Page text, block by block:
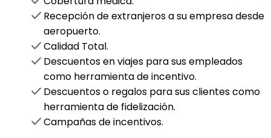
check Recepción de extranjeros a su empresa desde
aeropuerto.
checkCalidad Total.
check Descuentos en viajes para sus empleados
como herramienta de incentivo.
check Descuentos o regalos para sus clientes como
herramienta de fidelización.
checkCampañas de incentivos.